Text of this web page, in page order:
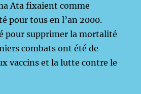
Ata fixaient comme
pour tous en l’an 2000.
pour supprimer la mortalité
combats ont été de
vaccins et la lutte contre le